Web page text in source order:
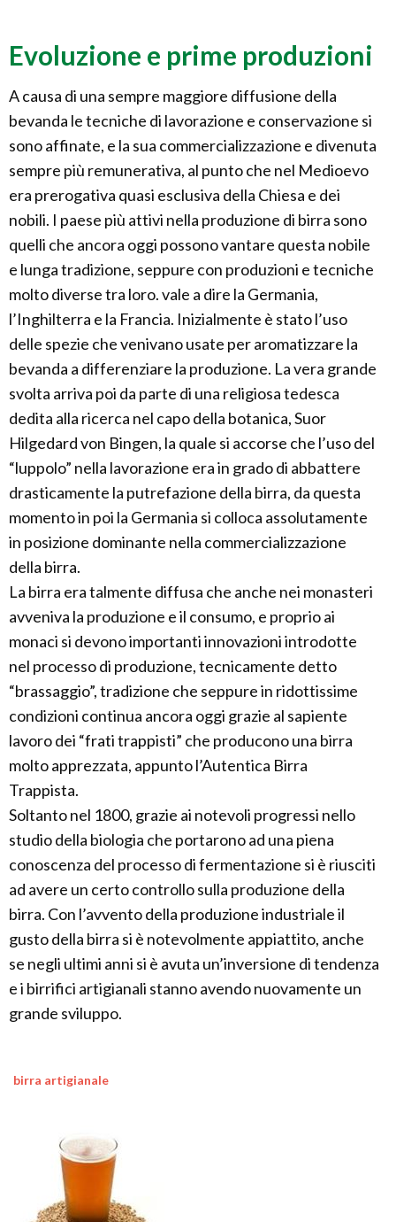
Evoluzione e prime produzioni
A causa di una sempre maggiore diffusione della
bevanda le tecniche di lavorazione e conservazione si
sono affinate, e la sua commercializzazione e divenuta
sempre più remunerativa, al punto che nel Medioevo
era prerogativa quasi esclusiva della Chiesa e dei
nobili. I paese più attivi nella produzione di birra sono
quelli che ancora oggi possono vantare questa nobile
e lunga tradizione, seppure con produzioni e tecniche
molto diverse tra loro. vale a dire la Germania,
l’Inghilterra e la Francia. Inizialmente è stato l’uso
delle spezie che venivano usate per aromatizzare la
bevanda a differenziare la produzione. La vera grande
svolta arriva poi da parte di una religiosa tedesca
dedita alla ricerca nel capo della botanica, Suor
Hilgedard von Bingen, la quale si accorse che l’uso del
“luppolo” nella lavorazione era in grado di abbattere
drasticamente la putrefazione della birra, da questa
momento in poi la Germania si colloca assolutamente
in posizione dominante nella commercializzazione
della birra.
La birra era talmente diffusa che anche nei monasteri
avveniva la produzione e il consumo, e proprio ai
monaci si devono importanti innovazioni introdotte
nel processo di produzione, tecnicamente detto
“brassaggio”, tradizione che seppure in ridottissime
condizioni continua ancora oggi grazie al sapiente
lavoro dei “frati trappisti” che producono una birra
molto apprezzata, appunto l’Autentica Birra
Trappista.
Soltanto nel 1800, grazie ai notevoli progressi nello
studio della biologia che portarono ad una piena
conoscenza del processo di fermentazione si è riusciti
ad avere un certo controllo sulla produzione della
birra. Con l’avvento della produzione industriale il
gusto della birra si è notevolmente appiattito, anche
se negli ultimi anni si è avuta un’inversione di tendenza
e i birrifici artigianali stanno avendo nuovamente un
grande sviluppo.
birra artigianale